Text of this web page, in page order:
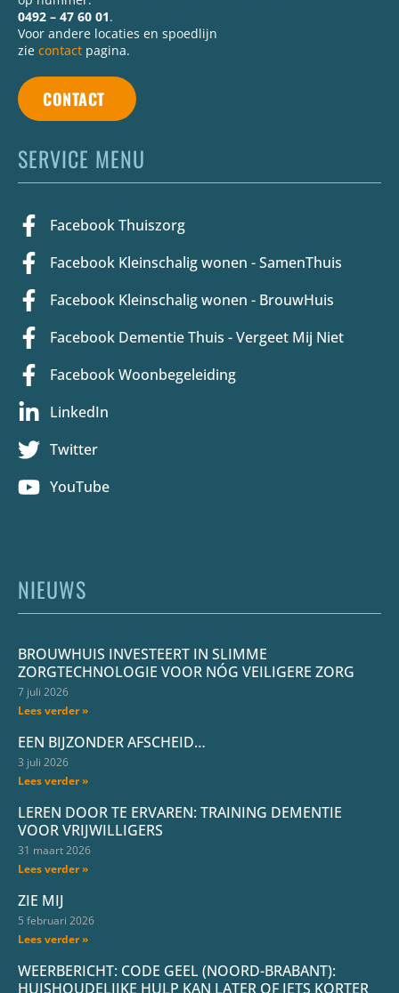
0492 – 47 60 01.
Voor andere locaties en spoedlijn
zie contact pagina.
CONTACT
SERVICE MENU
Facebook Thuiszorg
Facebook Kleinschalig wonen - SamenThuis
Facebook Kleinschalig wonen - BrouwHuis
Facebook Dementie Thuis - Vergeet Mij Niet
Facebook Woonbegeleiding
LinkedIn
Twitter
YouTube
NIEUWS
BROUWHUIS INVESTEERT IN SLIMME
ZORGTECHNOLOGIE VOOR NÓG VEILIGERE ZORG
7 juli 2026
Lees verder »
EEN BIJZONDER AFSCHEID…
3 juli 2026
Lees verder »
LEREN DOOR TE ERVAREN: TRAINING DEMENTIE
VOOR VRIJWILLIGERS
31 maart 2026
Lees verder »
ZIE MIJ
5 februari 2026
Lees verder »
WEERBERICHT: CODE GEEL (NOORD-BRABANT):
HUISHOUDELIJKE HULP KAN LATER OF IETS KORTER